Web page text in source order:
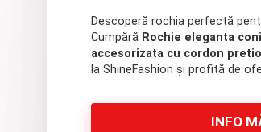
Descoperă rochia perfectă
Cumpără Rochie eleganta
accesorizata cu cordon
la ShineFashion și profită de
INFO